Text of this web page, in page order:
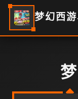
梦幻西